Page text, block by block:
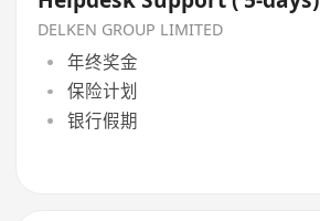
DELKEN GROUP LIMITED
年终奖金
保险计划
银行假期